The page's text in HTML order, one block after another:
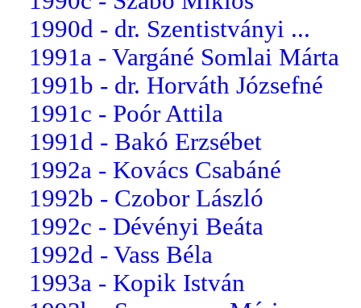
1990d - dr. Szentistványi ...
1991a - Vargáné Somlai Márta
1991b - dr. Horváth Józsefné
1991c - Poór Attila
1991d - Bakó Erzsébet
1992a - Kovács Csabáné
1992b - Czobor László
1992c - Dévényi Beáta
1992d - Vass Béla
1993a - Kopik István